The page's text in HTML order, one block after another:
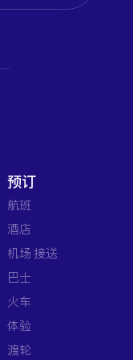
预订
航班
酒店
机场 接送
巴士
火车
体验
渡轮